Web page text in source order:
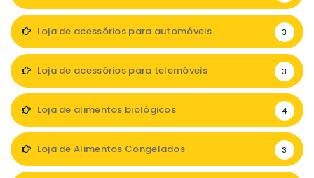
Loja de acessórios para automóveis 3
Loja de acessórios para telemóveis 3
Loja de alimentos biológicos 4
Loja de Alimentos Congelados 3